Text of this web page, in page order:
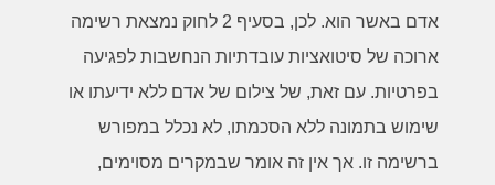
אדם באשר הוא. לכן, בסעיף 2 לחוק נמצאת רשימה
ארוכה של סיטואציות עובדתיות הנחשבות לפגיעה
בפרטיות. עם זאת, של צילום של אדם ללא ידיעתו או
שימוש בתמונה ללא הסכמתו, לא נכלל במפורש
ברשימה זו. אך אין זה אומר שבמקרים מסוימים,